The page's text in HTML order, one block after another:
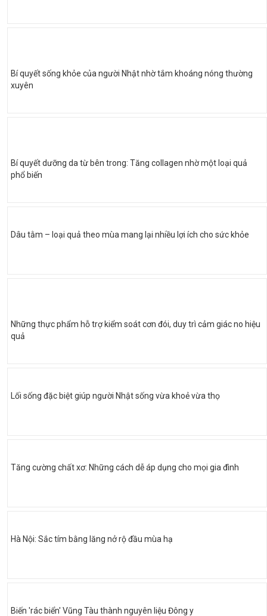
Bí quyết sống khỏe của người Nhật nhờ tắm khoáng nóng thường
xuyên
Bí quyết dưỡng da từ bên trong: Tăng collagen nhờ một loại quả
phổ biến
Dâu tằm – loại quả theo mùa mang lại nhiều lợi ích cho sức khỏe
Những thực phẩm hỗ trợ kiểm soát cơn đói, duy trì cảm giác no hiệu
quả
Lối sống đặc biệt giúp người Nhật sống vừa khoẻ vừa thọ
Tăng cường chất xơ: Những cách dễ áp dụng cho mọi gia đình
Hà Nội: Sắc tím bằng lăng nở rộ đầu mùa hạ
Biến 'rác biển' Vũng Tàu thành nguyên liệu Đông y